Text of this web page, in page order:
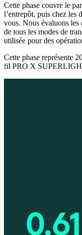
Cette phase couvre le
l’entrepôt, puis chez les
vous. Nous évaluons les
de tous les modes de
utilisée pour des
Cette phase représente
fil PRO X